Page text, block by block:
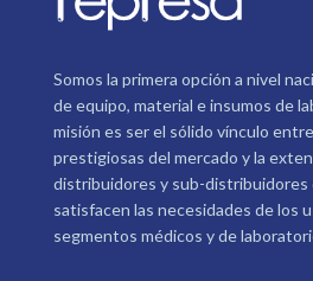
Somos la primera opción a nivel
de equipo, material e insumos de
misión es ser el sólido vínculo
prestigiosas del mercado y la
distribuidores y sub-distribuidores
satisfacen las necesidades de los
segmentos médicos y de